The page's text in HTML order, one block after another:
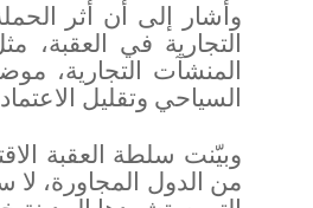
وأشار إلى أن أثر
التجارية في العقبة،
المنشآت التجارية،
السياحي وتقليل
وبيّنت سلطة العقبة
من الدول المجاورة،